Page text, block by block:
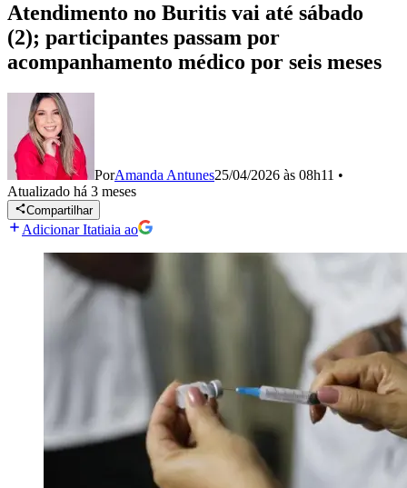
Atendimento no Buritis vai até sábado
(2); participantes passam por
acompanhamento médico por seis meses
PorAmanda Antunes25/04/2026 às 08h11 •
Atualizado há 3 meses
Compartilhar
Adicionar Itatiaia ao